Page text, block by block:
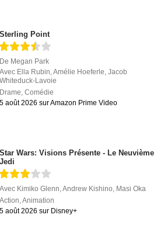
Sterling Point
De Megan Park
Avec Ella Rubin ,Amélie Hoeferle ,Jacob
Whiteduck-Lavoie
Drame ,Comédie
5 août 2026 sur Amazon Prime Video
Star Wars: Visions Présente - Le Neuvième
Jedi
Avec Kimiko Glenn,Andrew Kishino, Masi Oka
Action,Animation
5 août 2026 sur Disney+